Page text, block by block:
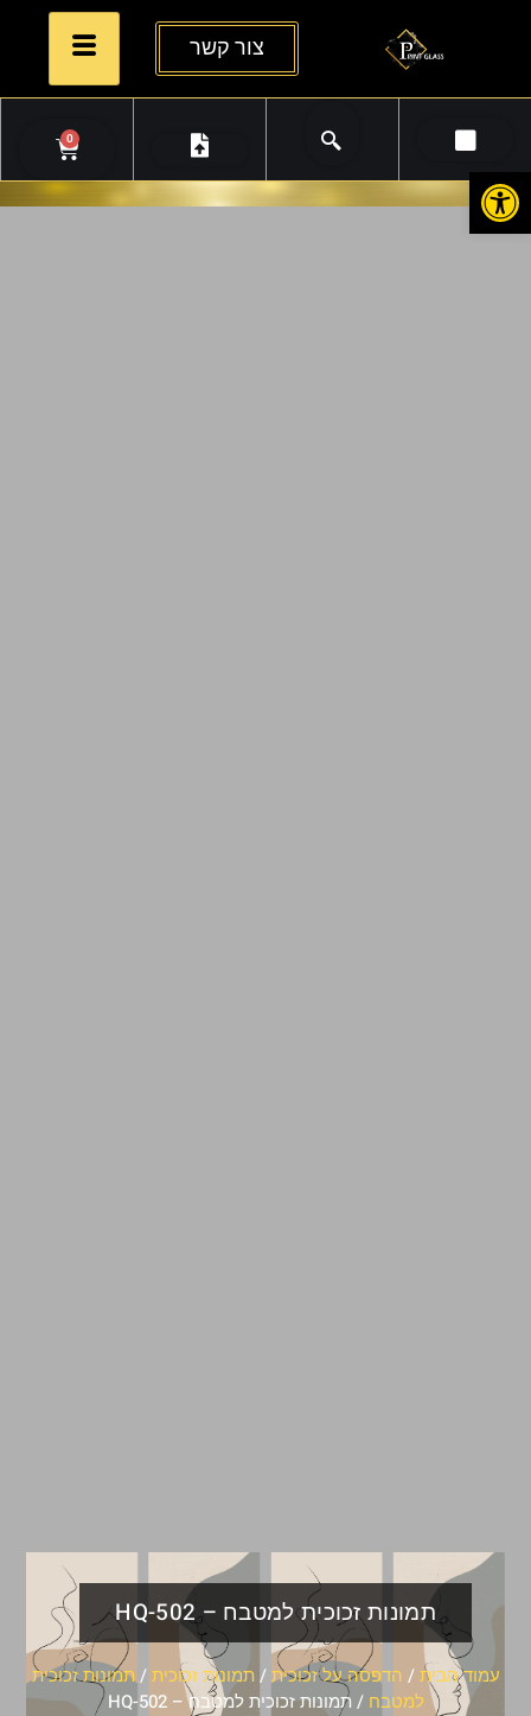
פתח סרגל נגישות
צור קשר
0
תמונות זכוכית למטבח – HQ-502
עמוד הבית/ הדפסה על זכוכית/ תמונות זכוכית/תמונות זכוכית
למטבח / תמונות זכוכית למטבח – HQ-502